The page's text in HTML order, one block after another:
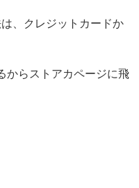
、クレジットカードか
からストアカページに飛